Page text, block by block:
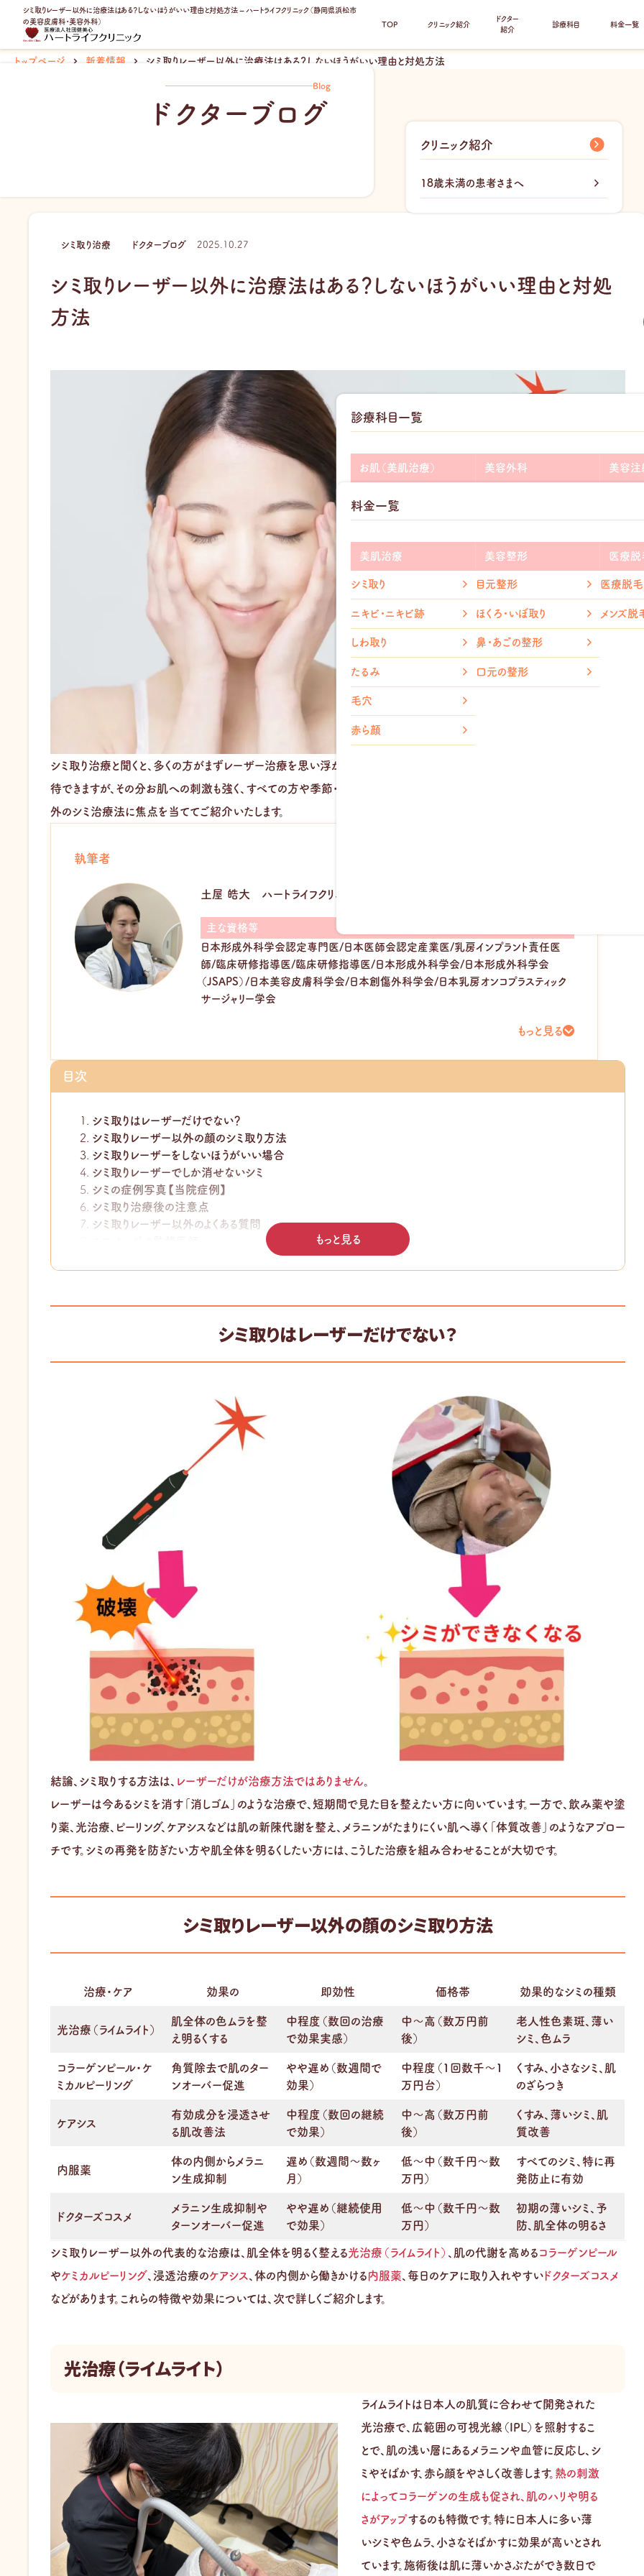
シミ取りレーザー以外に治療法はある？しないほうがいい理由と対処方法 – ハートライフクリニック（静岡県浜松市
の美容皮膚科・美容外科）
TOP クリニック紹介
クリニック紹介
18歳未満の患者さまへ
ドクター
紹介
診療科目
診療科目一覧
お肌（美肌治療）
add
add 医療脱毛
add 毛穴治療
ホクロ取り
赤ら顔治療
美容外科
add
add しわ取り
add たるみ取り
鼻整形
口元整形
胸の整形
美容注
グロース
メディ
料金一覧
料金一覧
美肌治療
シミ取り
ニキビ・ニキビ跡
しわ取り
たるみ
毛穴
赤ら顔
美容整形
目元整形
ほくろ・いぼ取り
鼻・あごの整形
口元の整形
医療脱
医療脱毛
メンズ脱
トップページ 新着情報 シミ取りレーザー以外に治療法はある？しないほうがいい理由と対処方法
Blog
ドクターブログ
シミ取り治療 ドクターブログ 2025.10.27
シミ取りレーザー以外に治療法はある？しないほうがいい理由と対処
方法
シミ取り治療と聞くと、多くの方がまずレーザー治療を思い浮かべるのではないでしょうか。確かにレーザーは高い効果を期
待できますが、その分お肌への刺激も強く、すべての方や季節・症状に適しているとは限りません。 そこで今回は、レーザー以
外のシミ治療法に焦点を当ててご紹介いたします。
執筆者
土屋 皓大 ハートライフクリニック院長
主な資格等
日本形成外科学会認定専門医/日本医師会認定産業医/乳房インプラント責任医
師/臨床研修指導医/臨床研修指導医/日本形成外科学会/日本形成外科学会
（JSAPS）/日本美容皮膚科学会/日本創傷外科学会/日本乳房オンコプラスティック
サージャリー学会
もっと見る
目次
シミ取りはレーザーだけでない？
シミ取りレーザー以外の顔のシミ取り方法
シミ取りレーザーをしないほうがいい場合
シミ取りレーザーでしか消せないシミ
シミの症例写真【当院症例】
シミ取り治療後の注意点
シミ取りレーザー以外のよくある質問
もっと見る
シミ取りはレーザーだけでない？
結論、シミ取りする方法は、 レーザーだけが治療方法ではありません
レーザーは今あるシミを消す「消しゴム」のような治療で、短期間で見た目を整えたい方に向いています。一方で、飲み薬や塗
り薬、光治療、ピーリング、ケアシスなどは肌の新陳代謝を整え、メラニンがたまりにくい肌へ導く「体質改善」のようなアプロー
チです。シミの再発を防ぎたい方や肌全体を明るくしたい方には、こうした治療を組み合わせることが大切です。
シミ取りレーザー以外の顔のシミ取り方法
治療・ケア 効果の 即効性 価格帯 効果的なシミの種類
光治療（ライムライト）
肌全体の色ムラを整
え明るくする
中程度（数回の治療
で効果実感）
中〜高（数万円前
後）
老人性色素斑、薄い
シミ、色ムラ
コラーゲンピール・ケ
ミカルピーリング
角質除去で肌のター
ンオーバー促進
やや遅め（数週間で
効果）
中程度（1回数千〜1
万円台）
くすみ、小さなシミ、肌
のざらつき
ケアシス
有効成分を浸透させ
る肌改善法
中程度（数回の継続
で効果）
中〜高（数万円前
後）
くすみ、薄いシミ、肌
質改善
内服薬
体の内側からメラニ
ン生成抑制
遅め（数週間〜数ヶ
月）
低〜中（数千円〜数
万円）
すべてのシミ、特に再
発防止に有効
ドクターズコスメ
メラニン生成抑制や
ターンオーバー促進
やや遅め（継続使用
で効果）
低〜中（数千円〜数
万円）
初期の薄いシミ、予
防、肌全体の明るさ
シミ取りレーザー以外の代表的な治療は、肌全体を明るく整える光治療（ライムライト） 、肌の代謝を高めるコラーゲンピール
やケミカルピーリング 、浸透治療のケアシス 、体の内側から働きかける内服薬 、毎日のケアに取り入れやすい ドクターズコスメ
などがあります。これらの特徴や効果については、次で詳しくご紹介します。
光治療（ライムライト）
ライムライトは日本人の肌質に合わせて開発された
光治療で、広範囲の可視光線（IPL）を照射するこ
とで、肌の浅い層にあるメラニンや血管に反応し、シ
ミやそばかす、赤ら顔をやさしく改善します。 熱の刺激
によってコラーゲンの生成も促され、肌のハリや明る
さがアップするのも特徴です。特に日本人に多い薄
いシミや色ムラ、小さなそばかすに効果が高いとされ
ています。施術後は肌に薄いかさぶたができ数日で